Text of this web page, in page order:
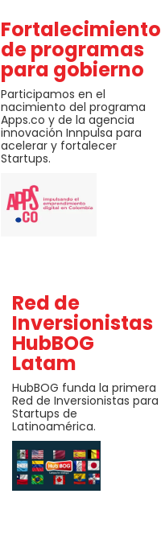
Fortalecimiento
de programas
para gobierno
Participamos en el
nacimiento del programa
Apps.co y de la agencia
innovación Innpulsa para
acelerar y fortalecer
Startups.
Red de
Inversionistas
HubBOG
Latam
HubBOG funda la primera
Red de Inversionistas para
Startups de
Latinoamérica.